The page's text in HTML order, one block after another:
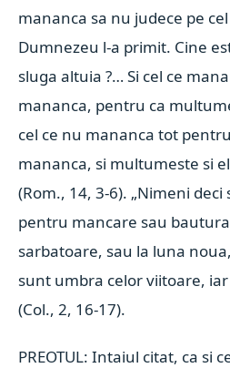
mananca sa nu judece pe
Dumnezeu l-a primit. Cine
sluga altuia ?… Si cel ce
mananca, pentru ca
cel ce nu mananca tot
mananca, si multumeste si
(Rom., 14, 3-6). „Nimeni deci
pentru mancare sau
sarbatoare, sau la luna
sunt umbra celor viitoare,
(Col., 2, 16-17).
PREOTUL: Intaiul citat, ca si